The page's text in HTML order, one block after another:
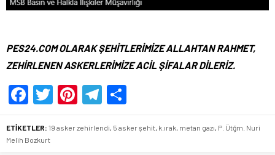
PES24.COM OLARAK ŞEHİTLERİMİZE ALLAHTAN RAHMET,
ZEHİRLENEN ASKERLERİMİZE ACİL ŞİFALAR DİLERİZ.
Facebook
Twitter
Pinterest
Telegram
ETİKETLER: 19 asker zehirlendi, 5 asker şehit, k.ırak, metan gazı, P. Ütğm. Nuri
Melih Bozkurt